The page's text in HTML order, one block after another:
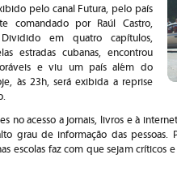
pelo canal Futura, pelo país
comandado por Raúl Castro,
em quatro capítulos,
estradas cubanas, encontrou
e viu um país além do
às 23h, será exibida a reprise
no acesso a jornais, livros e à
grau de informação das pessoas.
escolas faz com que sejam críticos